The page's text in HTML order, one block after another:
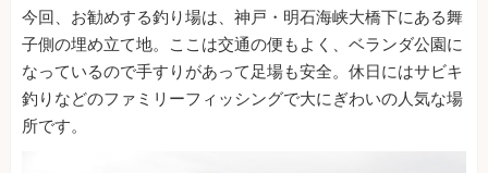
今回、お勧めする釣り場は、神戸・明石海峡大橋下にある舞
子側の埋め立て地。ここは交通の便もよく、ベランダ公園に
なっているので手すりがあって足場も安全。休日にはサビキ
釣りなどのファミリーフィッシングで大にぎわいの人気な場
所です。